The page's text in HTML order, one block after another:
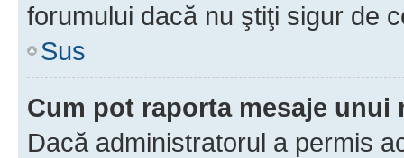
forumului dacă nu ştiţi sigur de
Sus
Cum pot raporta mesaje unui
Dacă administratorul a permis